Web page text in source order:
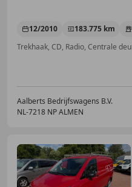
12/2010 183.775 km
Aalberts Bedrijfswagens B.V.
NL-7218 NP ALMEN